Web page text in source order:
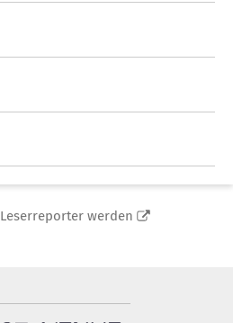
Leserreporter werden